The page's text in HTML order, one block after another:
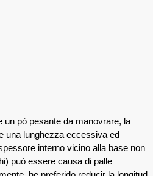
pò pesante da manovrare, la
una lunghezza eccessiva ed
interno vicino alla base non
può essere causa di palle